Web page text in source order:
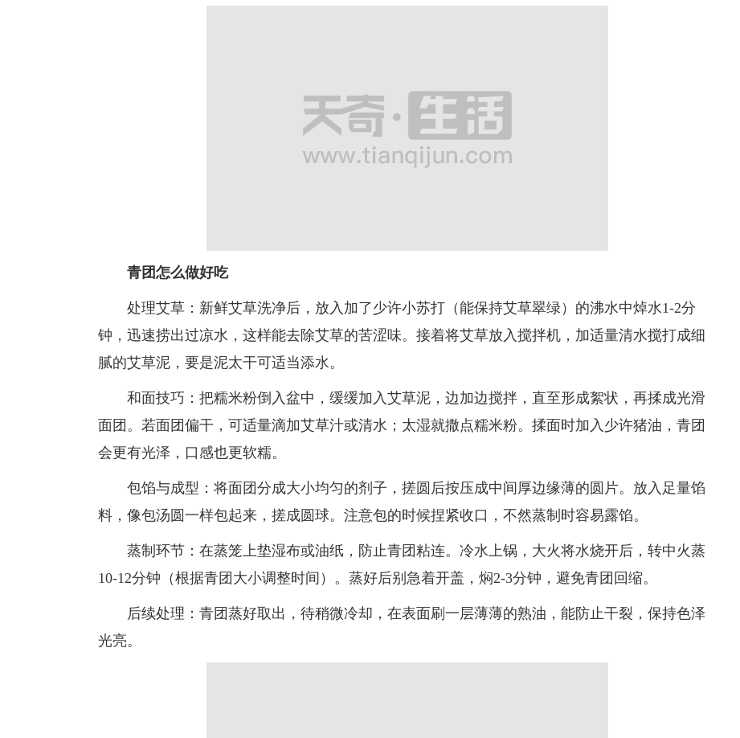
青团怎么做好吃
处理艾草：新鲜艾草洗净后，放入加了少许小苏打（能保持艾草翠绿）的沸水中焯水1-2分
钟，迅速捞出过凉水，这样能去除艾草的苦涩味。接着将艾草放入搅拌机，加适量清水搅打成细
腻的艾草泥，要是泥太干可适当添水。
和面技巧：把糯米粉倒入盆中，缓缓加入艾草泥，边加边搅拌，直至形成絮状，再揉成光滑
面团。若面团偏干，可适量滴加艾草汁或清水；太湿就撒点糯米粉。揉面时加入少许猪油，青团
会更有光泽，口感也更软糯。
包馅与成型：将面团分成大小均匀的剂子，搓圆后按压成中间厚边缘薄的圆片。放入足量馅
料，像包汤圆一样包起来，搓成圆球。注意包的时候捏紧收口，不然蒸制时容易露馅。
蒸制环节：在蒸笼上垫湿布或油纸，防止青团粘连。冷水上锅，大火将水烧开后，转中火蒸
10-12分钟（根据青团大小调整时间）。蒸好后别急着开盖，焖2-3分钟，避免青团回缩。
后续处理：青团蒸好取出，待稍微冷却，在表面刷一层薄薄的熟油，能防止干裂，保持色泽
光亮。